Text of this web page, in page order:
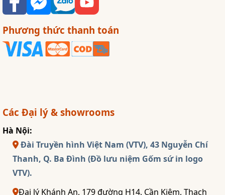
Phương thức thanh toán
Các Đại lý & showrooms
Hà Nội:
Đài Truyền hình Việt Nam (VTV), 43 Nguyễn Chí
Thanh, Q. Ba Đình (Đồ lưu niệm Gốm sứ in logo
VTV).
Đại lý Khánh An, 179 đường H14, Cần Kiệm, Thạch